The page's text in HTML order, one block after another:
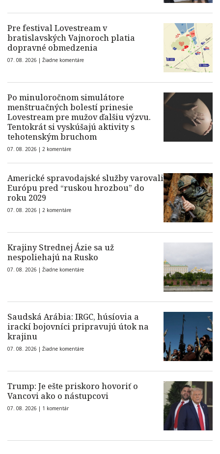
Pre festival Lovestream v
bratislavských Vajnoroch platia
dopravné obmedzenia
07. 08. 2026 | Žiadne komentáre
Po minuloročnom simulátore
menštruačných bolestí prinesie
Lovestream pre mužov ďalšiu výzvu.
Tentokrát si vyskúšajú aktivity s
tehotenským bruchom
07. 08. 2026 | 2 komentáre
Americké spravodajské služby varovali
Európu pred “ruskou hrozbou” do
roku 2029
07. 08. 2026 | 2 komentáre
Krajiny Strednej Ázie sa už
nespoliehajú na Rusko
07. 08. 2026 | Žiadne komentáre
Saudská Arábia: IRGC, húsíovia a
irackí bojovníci pripravujú útok na
krajinu
07. 08. 2026 | Žiadne komentáre
Trump: Je ešte priskoro hovoriť o
Vancovi ako o nástupcovi
07. 08. 2026 | 1 komentár